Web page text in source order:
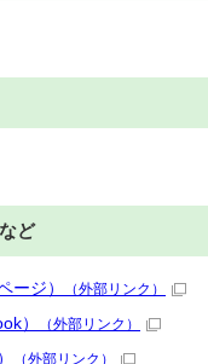
ど
ージ） （外部リンク）
） （外部リンク）
（外部リンク）